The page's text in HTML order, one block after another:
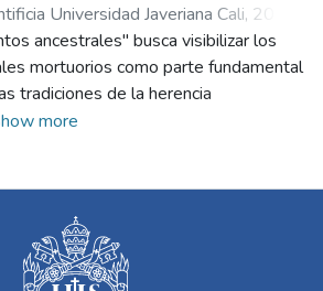
Universidad Javeriana Cali, 2021
Rodríguez, Juanita;Rentería Cuero,
;Quintero, Alioka
ancestrales" busca visibilizar los
mortuorios como parte fundamental
tradiciones de la herencia
destacando su relevancia
realizados durante el novenario tras
de una persona adulta en el
colombiano, son el foco principal.
more